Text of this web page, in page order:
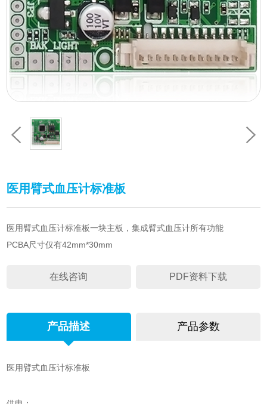
医用臂式血压计标准板
医用臂式血压计标准板一块主板，集成臂式血压计所有功能
PCBA尺寸仅有42mm*30mm
在线咨询 PDF资料下载
产品描述 产品参数
医用臂式血压计标准板